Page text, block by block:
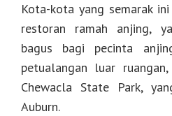
Kota-kota yang semarak
restoran ramah anjing,
bagus bagi pecinta
petualangan luar
Chewacla State Park,
Auburn.